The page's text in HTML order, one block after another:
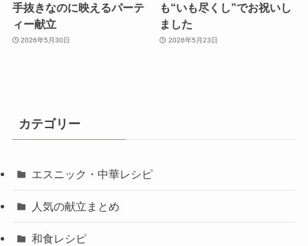
手抜きなのに映えるパーテ
ィー献立
2026年5月30日
も“いも尽くし”でお祝いし
ました
2026年5月23日
カテゴリー
エスニック・中華レシピ
人気の献立まとめ
和食レシピ